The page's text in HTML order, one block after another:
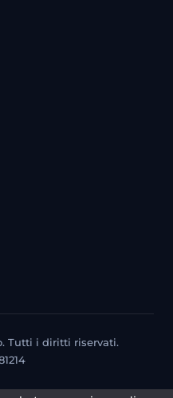
Tutti i diritti riservati.